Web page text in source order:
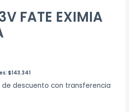
FATE EXIMIA
$143.341
de descuento con transferencia